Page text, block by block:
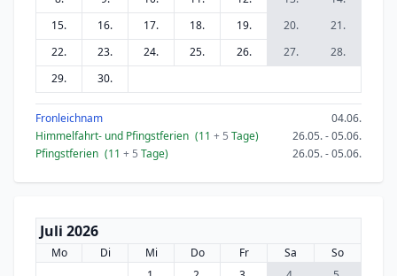
15.
16. 17. 18. 19. 20.
21.
22.
23. 24. 25. 26. 27.
28.
29.
30.
Fronleichnam
04.06.
Himmelfahrt- und Pfingstferien (11 + 5 Tage)
26.05. - 05.06.
Pfingstferien (11 + 5 Tage) 26.05. - 05.06.
Juli 2026
Mo Di Mi Do Fr Sa
So